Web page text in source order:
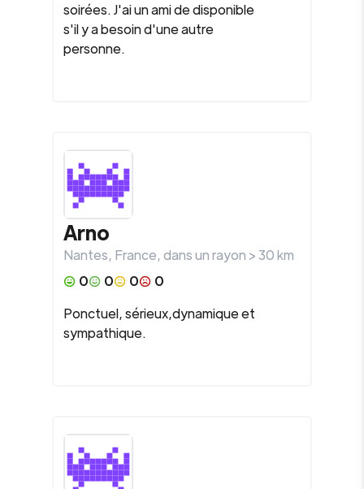
soirées. J'ai un ami de disponible
s'il y a besoin d'une autre
personne.
Arno
Nantes, France, dans un rayon >30km
0
0 0
0
Ponctuel, sérieux,dynamique et
sympathique.